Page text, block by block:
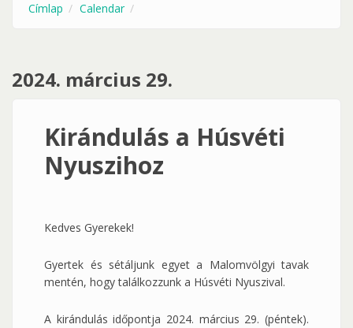
Címlap Calendar
2024. március 29.
Kirándulás a Húsvéti
Nyuszihoz
Kedves Gyerekek!
Gyertek és sétáljunk egyet a Malomvölgyi tavak
mentén, hogy találkozzunk a Húsvéti Nyuszival.
A kirándulás időpontja 2024. március 29. (péntek).